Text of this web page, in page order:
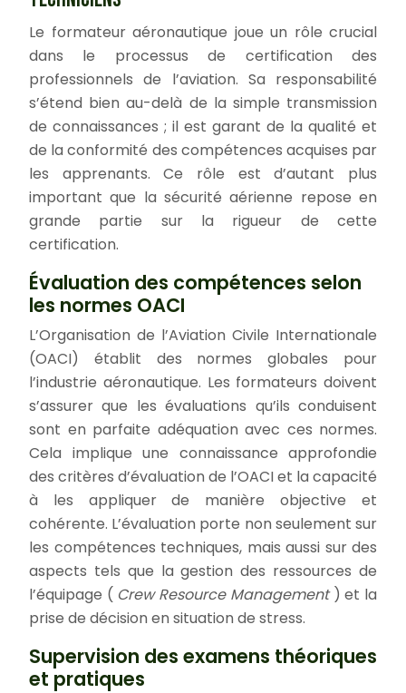
Le formateur aéronautique joue un rôle crucial
dans le processus de certification des
professionnels de l’aviation. Sa responsabilité
s’étend bien au-delà de la simple transmission
de connaissances ; il est garant de la qualité et
de la conformité des compétences acquises par
les apprenants. Ce rôle est d’autant plus
important que la sécurité aérienne repose en
grande partie sur la rigueur de cette
certification.
Évaluation des compétences selon
les normes OACI
L’Organisation de l’Aviation Civile Internationale
(OACI) établit des normes globales pour
l’industrie aéronautique. Les formateurs doivent
s’assurer que les évaluations qu’ils conduisent
sont en parfaite adéquation avec ces normes.
Cela implique une connaissance approfondie
des critères d’évaluation de l’OACI et la capacité
à les appliquer de manière objective et
cohérente. L’évaluation porte non seulement sur
les compétences techniques, mais aussi sur des
aspects tels que la gestion des ressources de
l’équipage ( Crew Resource Management ) et la
prise de décision en situation de stress.
Supervision des examens théoriques
et pratiques